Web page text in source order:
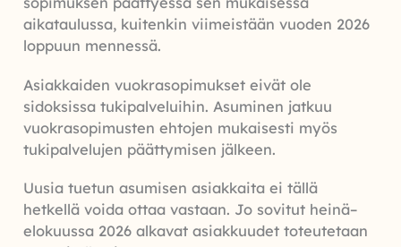
aikataulussa, kuitenkin viimeistään vuoden 2026
loppuun mennessä.
Asiakkaiden vuokrasopimukset eivät ole
sidoksissa tukipalveluihin. Asuminen jatkuu
vuokrasopimusten ehtojen mukaisesti myös
tukipalvelujen päättymisen jälkeen.
Uusia tuetun asumisen asiakkaita ei tällä
hetkellä voida ottaa vastaan. Jo sovitut heinä–
elokuussa 2026 alkavat asiakkuudet toteutetaan